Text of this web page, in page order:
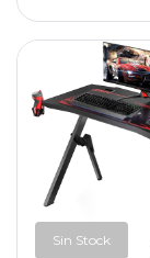
Sin Stock